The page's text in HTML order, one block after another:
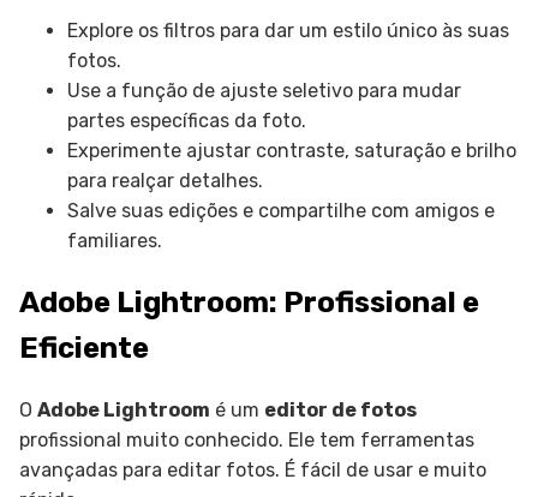
Explore os filtros para dar um estilo único às suas
fotos.
Use a função de ajuste seletivo para mudar
partes específicas da foto.
Experimente ajustar contraste, saturação e brilho
para realçar detalhes.
Salve suas edições e compartilhe com amigos e
familiares.
Adobe Lightroom: Profissional e
Eficiente
O Adobe Lightroom é um editor de fotos
profissional muito conhecido. Ele tem ferramentas
avançadas para editar fotos. É fácil de usar e muito